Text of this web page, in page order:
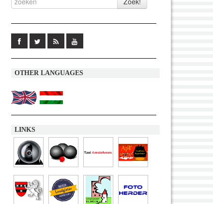
OTHER LANGUAGES
LINKS